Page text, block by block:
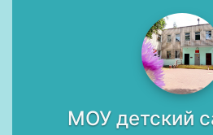
МОУ детский